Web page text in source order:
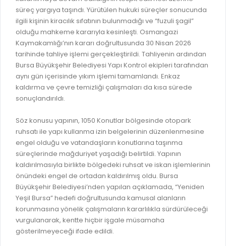
KESİN HESAPLAR
GELİR TARİFESİ
İMAR PLANI DEĞİŞİKLİKLERİ
UKOME TOPLANTILARI
FOTOĞRAF GALERİSİ
BURSA GÜNLÜĞÜ DERGİSİ
BURSA YAYINLARI
YÖNETİM SİSTEMLERİ
VİZYON & MİSYON
POLİTİKALARIMIZ
ENTEGRE YÖNETIM SISTEMI
KALITE BELGELERIMIZ
DOĞRUDAN TEMİN İLANLARI
EVRAK TAKİBİ
MEZARLIK BİLGİ SİSTEMİ
GENEL EVRAK KAYIT
LOKMA DAĞITIM İZNİ BAŞVURUSU
BAĞLANTILAR
WEB - MOBIL UYGULAMALARIMIZ
KURUM İÇİ UYGULAMALAR
E-DEVLET KAPISI
NÖBETÇİ ECZANELER
HAL FİYATLARI
SANAL TURLAR
KURUMLAR
süreç yargıya taşındı. Yürütülen hukuki süreçler sonucunda
ilgili kişinin kiracılık sıfatının bulunmadığı ve “fuzuli şagil”
olduğu mahkeme kararıyla kesinleşti. Osmangazi
Kaymakamlığı’nın kararı doğrultusunda 30 Nisan 2026
tarihinde tahliye işlemi gerçekleştirildi. Tahliyenin ardından
Bursa Büyükşehir Belediyesi Yapı Kontrol ekipleri tarafından
aynı gün içerisinde yıkım işlemi tamamlandı. Enkaz
kaldırma ve çevre temizliği çalışmaları da kısa sürede
sonuçlandırıldı.
Söz konusu yapının, 1050 Konutlar bölgesinde otopark
ruhsatı ile yapı kullanma izin belgelerinin düzenlenmesine
engel olduğu ve vatandaşların konutlarına taşınma
süreçlerinde mağduriyet yaşadığı belirtildi. Yapının
kaldırılmasıyla birlikte bölgedeki ruhsat ve iskan işlemlerinin
önündeki engel de ortadan kaldırılmış oldu. Bursa
Büyükşehir Belediyesi’nden yapılan açıklamada, “Yeniden
Yeşil Bursa” hedefi doğrultusunda kamusal alanların
korunmasına yönelik çalışmaların kararlılıkla sürdürüleceği
vurgulanarak, kentte hiçbir işgale müsamaha
gösterilmeyeceği ifade edildi.